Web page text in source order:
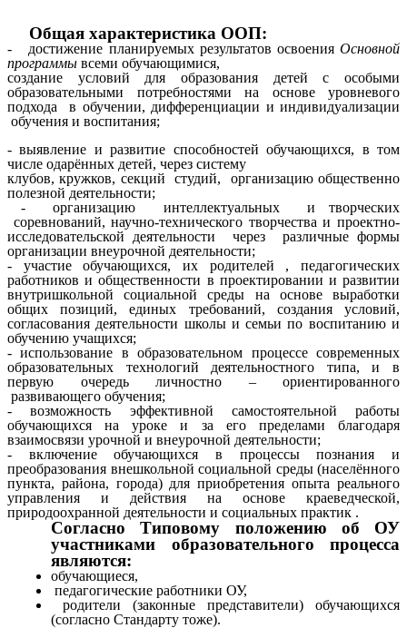
Общая характеристика ООП:
- достижение планируемых результатов освоения Основной
программы всеми обучающимися,
создание условий для образования детей с особыми
образовательными потребностями на основе уровневого
подхода в обучении, дифференциации и индивидуализации
обучения и воспитания;
- выявление и развитие способностей обучающихся, в том
числе одарённых детей, через систему
клубов, кружков, секций студий, организацию общественно
полезной деятельности;
- организацию интеллектуальных и творческих
соревнований, научно-технического творчества и проектно-
исследовательской деятельности через различные формы
организации внеурочной деятельности;
- участие обучающихся, их родителей , педагогических
работников и общественности в проектировании и развитии
внутришкольной социальной среды на основе выработки
общих позиций, единых требований, создания условий,
согласования деятельности школы и семьи по воспитанию и
обучению учащихся;
- использование в образовательном процессе современных
образовательных технологий деятельностного типа, и в
первую очередь личностно – ориентированного
развивающего обучения;
- возможность эффективной самостоятельной работы
обучающихся на уроке и за его пределами благодаря
взаимосвязи урочной и внеурочной деятельности;
- включение обучающихся в процессы познания и
преобразования внешкольной социальной среды (населённого
пункта, района, города) для приобретения опыта реального
управления и действия на основе краеведческой,
природоохранной деятельности и социальных практик .
Согласно Типовому положению об ОУ
участниками образовательного процесса
являются:
обучающиеся,
педагогические работники ОУ,
родители (законные представители) обучающихся
(согласно Стандарту тоже).